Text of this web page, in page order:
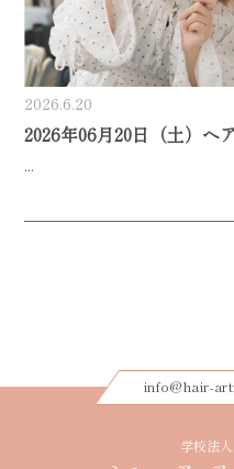
2026.6.20
2026年06月20日（土）ヘ
...
info@hair-
学校法